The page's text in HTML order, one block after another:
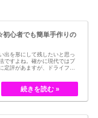
初心者でも簡単手作りの
出を形にして残したいと思っ
ですよね。確かに現代ではブ
定評があますが、ドライフラ
ーケなどに使われた花など、
スが有名ですが、昔はドライ
てきました。30代以降の…